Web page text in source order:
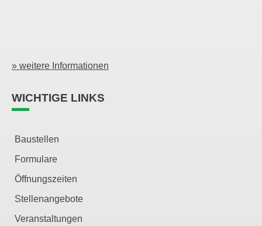
» weitere Informationen
WICHTIGE LINKS
Baustellen
Formulare
Öffnungszeiten
Stellenangebote
Veranstaltungen